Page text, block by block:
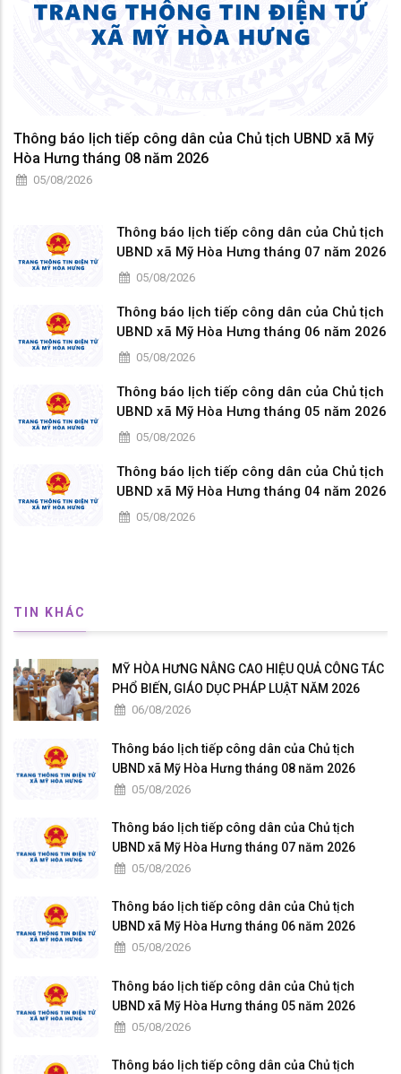
Thông báo lịch tiếp công dân của Chủ tịch UBND xã Mỹ
Hòa Hưng tháng 08 năm 2026
05/08/2026
Thông báo lịch tiếp công dân của Chủ tịch
UBND xã Mỹ Hòa Hưng tháng 07 năm 2026
05/08/2026
Thông báo lịch tiếp công dân của Chủ tịch
UBND xã Mỹ Hòa Hưng tháng 06 năm 2026
05/08/2026
Thông báo lịch tiếp công dân của Chủ tịch
UBND xã Mỹ Hòa Hưng tháng 05 năm 2026
05/08/2026
Thông báo lịch tiếp công dân của Chủ tịch
UBND xã Mỹ Hòa Hưng tháng 04 năm 2026
05/08/2026
TIN KHÁC
MỸ HÒA HƯNG NÂNG CAO HIỆU QUẢ CÔNG TÁC
PHỔ BIẾN, GIÁO DỤC PHÁP LUẬT NĂM 2026
06/08/2026
Thông báo lịch tiếp công dân của Chủ tịch
UBND xã Mỹ Hòa Hưng tháng 08 năm 2026
05/08/2026
Thông báo lịch tiếp công dân của Chủ tịch
UBND xã Mỹ Hòa Hưng tháng 07 năm 2026
05/08/2026
Thông báo lịch tiếp công dân của Chủ tịch
UBND xã Mỹ Hòa Hưng tháng 06 năm 2026
05/08/2026
Thông báo lịch tiếp công dân của Chủ tịch
UBND xã Mỹ Hòa Hưng tháng 05 năm 2026
05/08/2026
Thông báo lịch tiếp công dân của Chủ tịch